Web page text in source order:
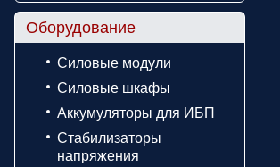
Оборудование
Силовые модули
Силовые шкафы
Аккумуляторы для ИБП
Стабилизаторы
напряжения